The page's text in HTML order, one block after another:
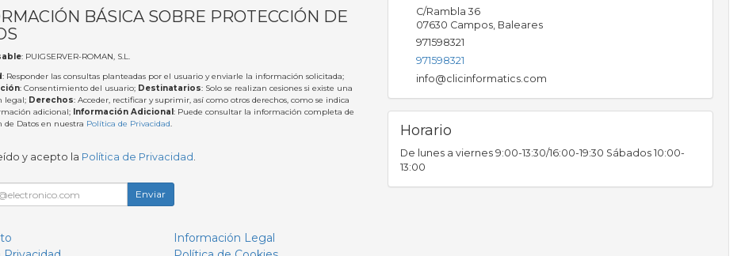
BÁSICA SOBRE PROTECCIÓN DE
: PUIGSERVER-ROMAN, S.L.
: Responder las consultas planteadas por el usuario y enviarle la información solicitada;
: Consentimiento del usuario; Destinatarios: Solo se realizan cesiones si existe una
legal; Derechos: Acceder, rectificar y suprimir, así como otros derechos, como se indica
adicional; Información Adicional : Puede consultar la información completa de
de Datos en nuestra Política de Privacidad.
y acepto la Política de Privacidad .
Enviar
Información Legal
C/Rambla 36
07630 Campos, Baleares
971598321
971598321
info@clicinformatics.com
Horario
De lunes a viernes 9:00-13:30/16:00-19:30 Sábados 10:00-
13:00